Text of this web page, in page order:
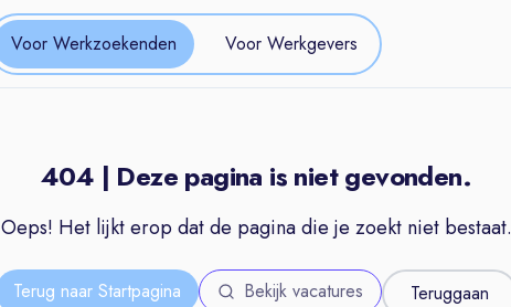
Voor Werkzoekenden Voor Werkgevers
404 | Deze pagina is niet gevonden.
Oeps! Het lijkt erop dat de pagina die je zoekt niet bestaat.
Terug naar Startpagina Bekijk vacatures Teruggaan